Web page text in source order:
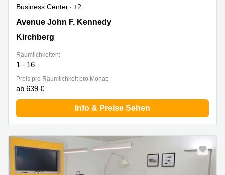
Business Center
+2
43 avenue John F. Kennedy, Kirchberg
Avenue John F. Kennedy
Kirchberg
Räumlichkeiten:
1 - 16
Preis pro Räumlichkeit pro Monat:
ab 639 €
Info & Preise Sehen